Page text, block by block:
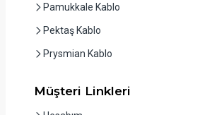
Pamukkale Kablo
Pektaş Kablo
Prysmian Kablo
Müşteri Linkleri